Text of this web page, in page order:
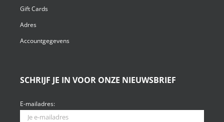
Gift Cards
Adres
Accountgegevens
SCHRIJF JE IN VOOR ONZE NIEUWSBRIEF
E-mailadres: